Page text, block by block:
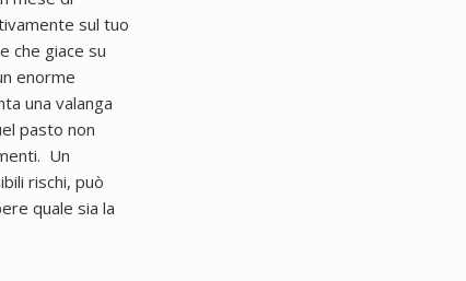
sul tuo
che giace su
enorme
una valanga
pasto non
Un
rischi, può
quale sia la